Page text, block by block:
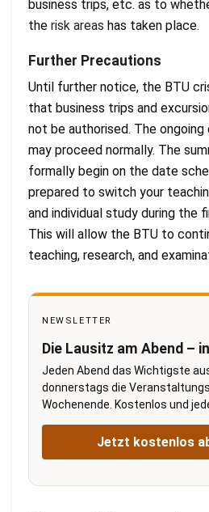
business trips, etc. as to
the risk areas has taken place.
Further Precautions
Until further notice, the BTU
that business trips and
not be authorised. The ongoing
may proceed normally. The
formally begin on the date
prepared to switch your
and individual study during the
This will allow the BTU to
teaching, research, and
NEWSLETTER
Die Lausitz am Abend –
Jeden Abend das Wichtigste
donnerstags die
Wochenende. Kostenlos und
Jetzt kostenlos